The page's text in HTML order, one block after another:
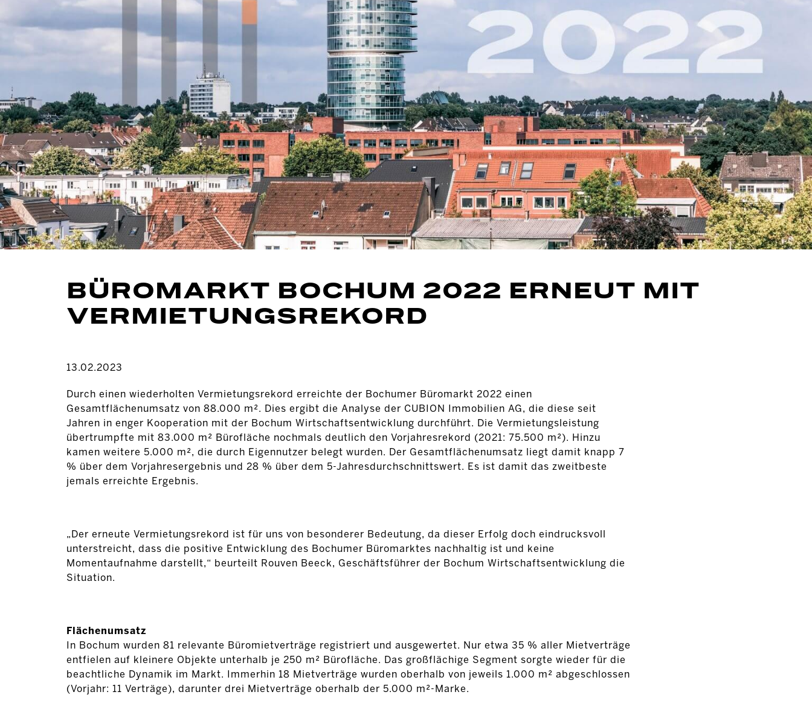
BÜROMARKT BOCHUM 2022 ERNEUT MIT
VERMIETUNGSREKORD
13.02.2023
Durch einen wiederholten Vermietungsrekord erreichte der Bochumer Büromarkt 2022 einen
Gesamtflächenumsatz von 88.000 m². Dies ergibt die Analyse der CUBION Immobilien AG, die diese seit
Jahren in enger Kooperation mit der Bochum Wirtschaftsentwicklung durchführt. Die Vermietungsleistung
übertrumpfte mit 83.000 m² Bürofläche nochmals deutlich den Vorjahresrekord (2021: 75.500 m²). Hinzu
kamen weitere 5.000 m², die durch Eigennutzer belegt wurden. Der Gesamtflächenumsatz liegt damit knapp 7
% über dem Vorjahresergebnis und 28 % über dem 5-Jahresdurchschnittswert. Es ist damit das zweitbeste
jemals erreichte Ergebnis.
„Der erneute Vermietungsrekord ist für uns von besonderer Bedeutung, da dieser Erfolg doch eindrucksvoll
unterstreicht, dass die positive Entwicklung des Bochumer Büromarktes nachhaltig ist und keine
Momentaufnahme darstellt,“ beurteilt Rouven Beeck, Geschäftsführer der Bochum Wirtschaftsentwicklung die
Situation.
Flächenumsatz
In Bochum wurden 81 relevante Büromietverträge registriert und ausgewertet. Nur etwa 35 % aller Mietverträge
entfielen auf kleinere Objekte unterhalb je 250 m² Bürofläche. Das großflächige Segment sorgte wieder für die
beachtliche Dynamik im Markt. Immerhin 18 Mietverträge wurden oberhalb von jeweils 1.000 m² abgeschlossen
(Vorjahr: 11 Verträge), darunter drei Mietverträge oberhalb der 5.000 m²-Marke.